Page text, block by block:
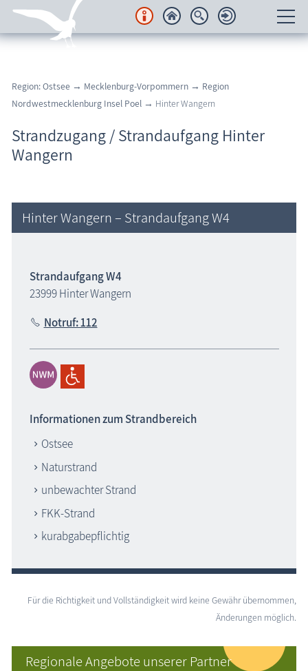
Regionales
Urlaubsorte
Karten
Wissenswertes
Blog
Region: Ostsee → Mecklenburg-Vorpommern → Region
Nordwestmecklenburg Insel Poel → Hinter Wangern
Strandzugang / Strandaufgang Hinter
Wangern
Hinter Wangern – Strandaufgang W4
Strandaufgang W4
23999 Hinter Wangern
Notruf: 112
Informationen zum Strandbereich
Ostsee
Naturstrand
unbewachter Strand
FKK-Strand
kurabgabepflichtig
Für die Richtigkeit und Vollständigkeit wird keine Gewähr übernommen,
Änderungen möglich.
Regionale Angebote unserer Partner